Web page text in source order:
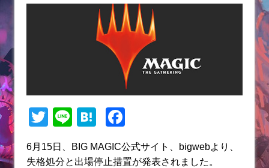
T
w
itt
Li
e
H
e
a
c
6月15日、BIG MAGIC公式サイト、bigwebより、
失格処分と出場停止措置が発表されました。